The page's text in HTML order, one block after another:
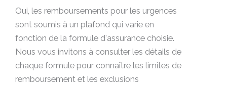
Oui, les remboursements pour les urgences
sont soumis à un plafond qui varie en
fonction de la formule d'assurance choisie.
Nous vous invitons à consulter les détails de
chaque formule pour connaître les limites de
remboursement et les exclusions